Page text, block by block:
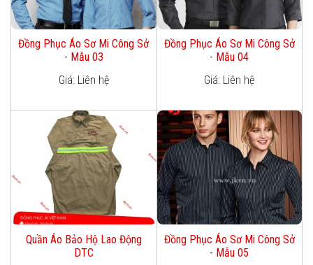
Đồng Phục Áo Sơ Mi Công Sở
- Mẫu 03
Giá: Liên hệ
Đồng Phục Áo Sơ Mi Công Sở
- Mẫu 04
Giá: Liên hệ
Quần Áo Bảo Hộ Lao Động
DTC
Đồng Phục Áo Sơ Mi Công Sở
- Mẫu 05